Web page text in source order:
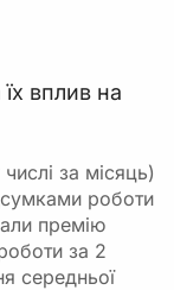
вплив на
за місяць)
роботи
премію
за 2
середньої